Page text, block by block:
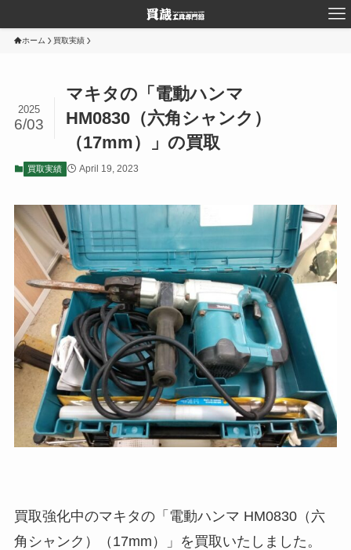
ホーム 買取実績
マキタの「電動ハンマ
HM0830（六角シャンク）
（17mm）」の買取
2025
6/03
買取実績 April 19, 2023
買取強化中のマキタの「電動ハンマ HM0830（六
角シャンク）（17mm）」を買取いたしました。